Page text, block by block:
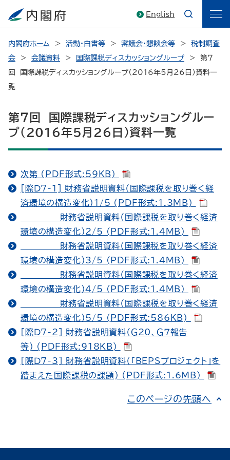
English
内閣府ホーム 活動・白書等 審議会・懇談会等
税制調査
会
会議資料 国際課税ディスカッショングループ
第７
回 国際課税ディスカッショングループ（2016年5月26日）資料一
覧
第７回 国際課税ディスカッショングルー
プ（2016年5月26日）資料一覧
次第 (PDF形式:59KB)
[際Ｄ7-1] 財務省説明資料（国際課税を取り巻く経
済環境の構造変化）1/5 (PDF形式:1.3MB)
財務省説明資料（国際課税を取り巻く経済
環境の構造変化）2/5 (PDF形式:1.4MB)
財務省説明資料（国際課税を取り巻く経済
環境の構造変化）3/5 (PDF形式:1.4MB)
財務省説明資料（国際課税を取り巻く経済
環境の構造変化）4/5 (PDF形式:1.4MB)
財務省説明資料（国際課税を取り巻く経済
環境の構造変化）5/5 (PDF形式:586KB)
[際Ｄ7-2] 財務省説明資料（Ｇ20、Ｇ７報告
等) (PDF形式:918KB)
[際Ｄ7-3] 財務省説明資料（「BEPSプロジェクト」を
踏まえた国際課税の課題) (PDF形式:1.6MB)
このページの先頭へ